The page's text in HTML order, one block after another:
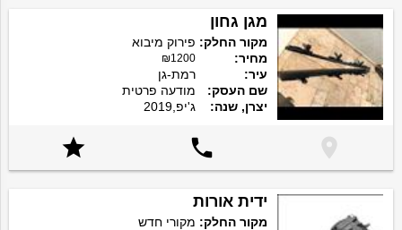
מגן גחון
מקור החלק: פירוק מיבוא
מחיר:
₪1200
עיר:
רמת-גן
שם העסק:
מודעה פרטית
יצרן, שנה:
ג'יפ,2019



ידית אורות
מקור החלק: מקורי חדש